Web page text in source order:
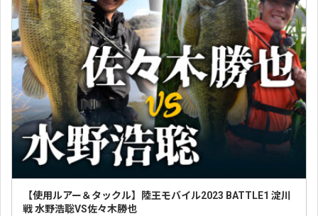
【使用ルアー＆タックル】陸王モバイル2023 BATTLE1 淀川
戦 水野浩聡VS佐々木勝也